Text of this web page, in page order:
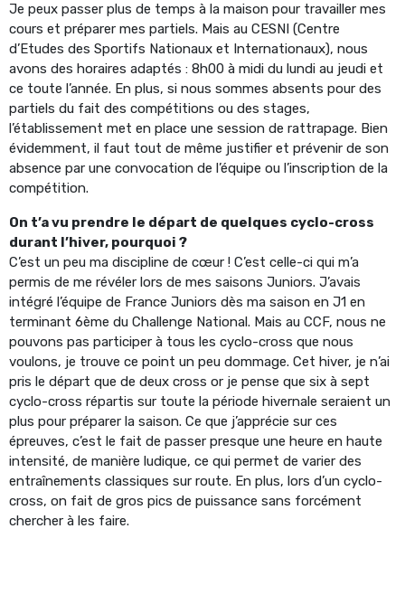
Je peux passer plus de temps à la maison pour travailler mes
cours et préparer mes partiels. Mais au CESNI (Centre
d’Etudes des Sportifs Nationaux et Internationaux), nous
avons des horaires adaptés : 8h00 à midi du lundi au jeudi et
ce toute l’année. En plus, si nous sommes absents pour des
partiels du fait des compétitions ou des stages,
l’établissement met en place une session de rattrapage. Bien
évidemment, il faut tout de même justifier et prévenir de son
absence par une convocation de l’équipe ou l’inscription de la
compétition.
On t’a vu prendre le départ de quelques cyclo-cross
durant l’hiver, pourquoi ?
C’est un peu ma discipline de cœur ! C’est celle-ci qui m’a
permis de me révéler lors de mes saisons Juniors. J’avais
intégré l’équipe de France Juniors dès ma saison en J1 en
terminant 6ème du Challenge National. Mais au CCF, nous ne
pouvons pas participer à tous les cyclo-cross que nous
voulons, je trouve ce point un peu dommage. Cet hiver, je n’ai
pris le départ que de deux cross or je pense que six à sept
cyclo-cross répartis sur toute la période hivernale seraient un
plus pour préparer la saison. Ce que j’apprécie sur ces
épreuves, c’est le fait de passer presque une heure en haute
intensité, de manière ludique, ce qui permet de varier des
entraînements classiques sur route. En plus, lors d’un cyclo-
cross, on fait de gros pics de puissance sans forcément
chercher à les faire.